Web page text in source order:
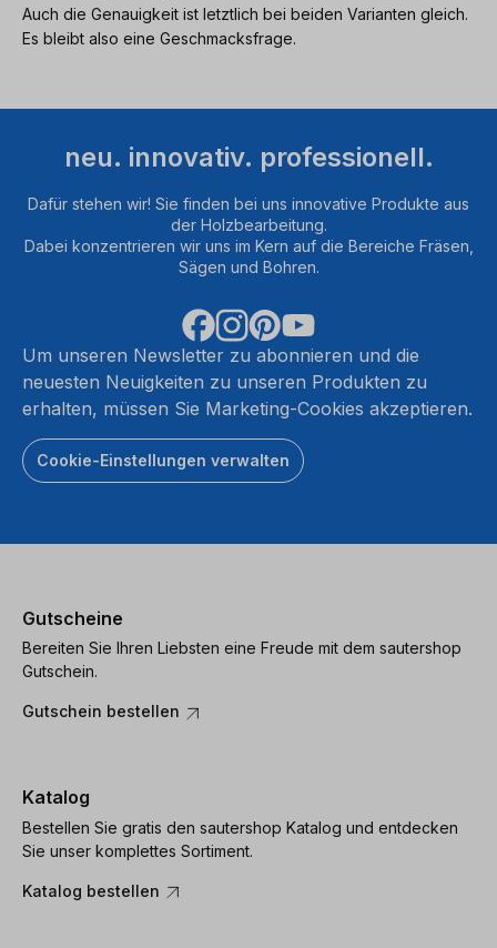
Auch die Genauigkeit ist letztlich bei beiden Varianten gleich.
Es bleibt also eine Geschmacksfrage.
neu. innovativ. professionell.
Dafür stehen wir! Sie finden bei uns innovative Produkte aus
der Holzbearbeitung.
Dabei konzentrieren wir uns im Kern auf die Bereiche Fräsen,
Sägen und Bohren.
Um unseren Newsletter zu abonnieren und die
neuesten Neuigkeiten zu unseren Produkten zu
erhalten, müssen Sie Marketing-Cookies akzeptieren.
Cookie-Einstellungen verwalten
Gutscheine
Bereiten Sie Ihren Liebsten eine Freude mit dem sautershop
Gutschein.
Gutschein bestellen
Katalog
Bestellen Sie gratis den sautershop Katalog und entdecken
Sie unser komplettes Sortiment.
Katalog bestellen